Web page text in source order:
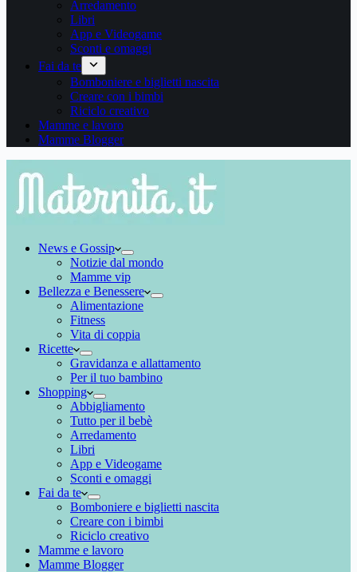
Arredamento
Libri
App e Videogame
Sconti e omaggi
Fai da te
Bomboniere e biglietti nascita
Creare con i bimbi
Riciclo creativo
Mamme e lavoro
Mamme Blogger
News e Gossip
Notizie dal mondo
Mamme vip
Bellezza e Benessere
Alimentazione
Fitness
Vita di coppia
Ricette
Gravidanza e allattamento
Per il tuo bambino
Shopping
Abbigliamento
Tutto per il bebè
Arredamento
Libri
App e Videogame
Sconti e omaggi
Fai da te
Bomboniere e biglietti nascita
Creare con i bimbi
Riciclo creativo
Mamme e lavoro
Mamme Blogger